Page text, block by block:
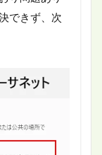
できず、次